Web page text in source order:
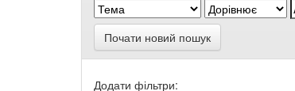
Почати новий пошук
Додати фільтри: